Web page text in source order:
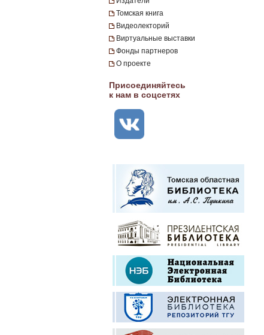
Томская книга
Видеолекторий
Виртуальные выставки
Фонды партнеров
О проекте
Присоединяйтесь
к нам в соцсетях